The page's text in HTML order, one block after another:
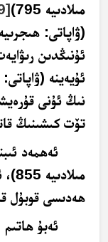
مىلادىيە 795)
(ۋاپاتى: ھىجرىيە 198، مىلادىيە 813) نىڭ
ئۇنىڭدىن
نىڭ ئۇنى
تۆت كىشىنىڭ
ھەدىسى قوبۇل
ئەبۇ